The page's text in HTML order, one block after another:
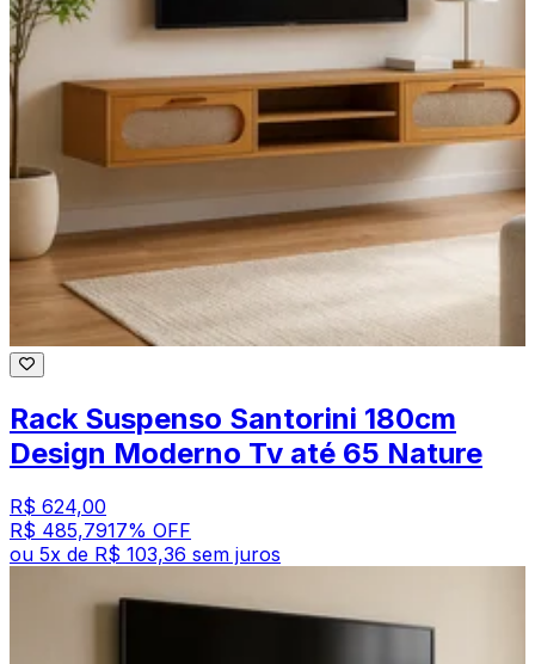
Rack Suspenso Santorini 180cm
Design Moderno Tv até 65 Nature
R$ 624,00
R$ 485,7917% OFF
ou 5x de R$ 103,36 sem juros